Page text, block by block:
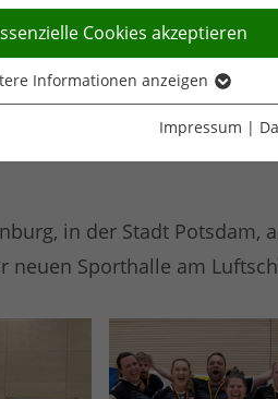
Cookies akzeptieren
Informationen anzeigen
Impressum |
im Sitzvolleyball in
in der Stadt Potsdam,
Sporthalle am